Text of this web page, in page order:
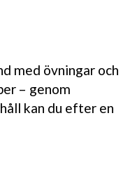
med övningar och
– genom
kan du efter en